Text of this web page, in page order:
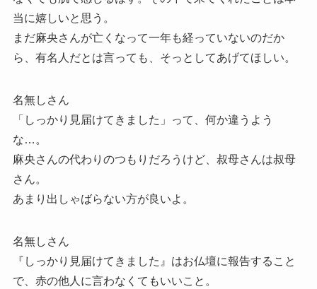
当に嬉しいと思う。
まだ麻央さんが亡くなって一年も経っていないのだか
ら、有名人だとは言っても、そっとしてあげてほしい。
名無しさん
「しっかり見届けてきました」って、何か違うよう
な…。
麻央さんの代わりのつもりだろうけど、叔母さんは叔母
さん。
あまり出しゃばらない方が良いよ。
名無しさん
『しっかり見届けてきました』はお仏壇に報告すること
で、赤の他人に言わなくてもいいこと。